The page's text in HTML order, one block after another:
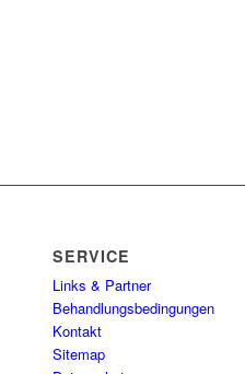
SERVICE
Links & Partner
Behandlungsbedingungen
Kontakt
Sitemap